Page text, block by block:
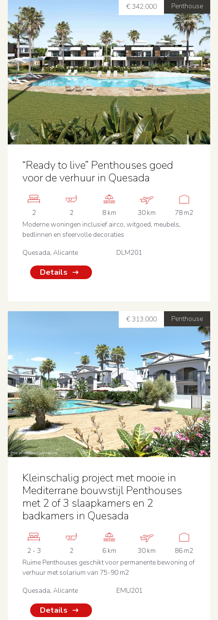
Penthouse
€ 342.000
“Ready to live” Penthouses goed
voor de verhuur in Quesada
2 2 8 km 30 km
78 m2
Moderne woningen inclusief airco, witgoed, meubels,
bedlinnen en sfeervolle decoraties
Quesada, Alicante
DLM201
Details
Penthouse
€ 313.000
Kleinschalig project met mooie in
Mediterrane bouwstijl Penthouses
met 2 of 3 slaapkamers en 2
badkamers in Quesada
2 - 3 2 6 km 30 km
86 m2
Ruime Penthouses geschikt voor permanente bewoning of
verhuur met solarium van 75-90 m2
Quesada, Alicante
EMU201
Details